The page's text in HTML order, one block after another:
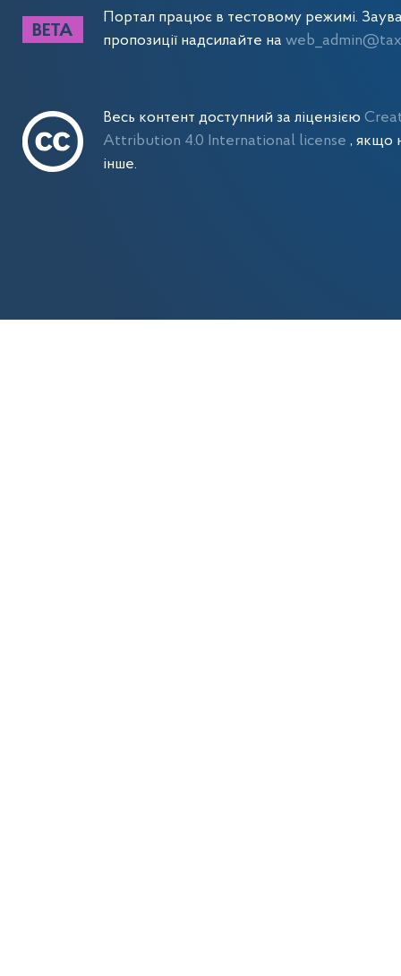
Портал працює в тестовому режимі.
пропозиції надсилайте на
Весь контент доступний за ліцензією
Attribution 4.0 International license , якщо
інше.